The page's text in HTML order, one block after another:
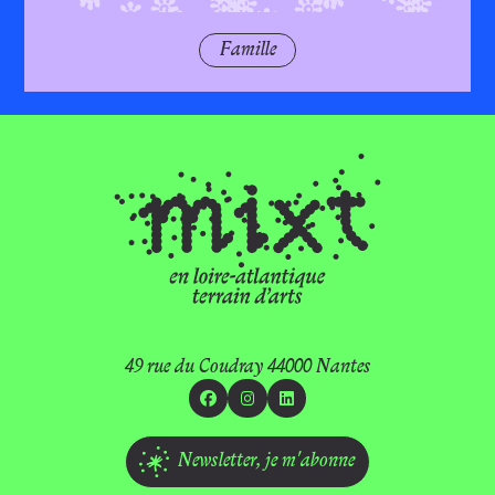
Famille
49 rue du Coudray 44000 Nantes
FacebookInstagramLinkedin
Newsletter, je m'abonne